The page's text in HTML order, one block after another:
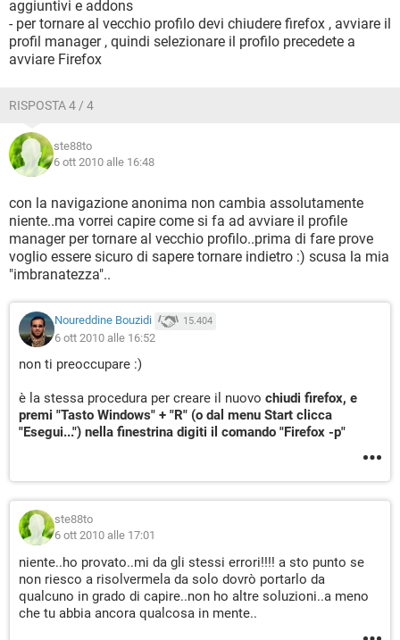
aggiuntivi e addons
- per tornare al vecchio profilo devi chiudere firefox , avviare il
profil manager , quindi selezionare il profilo precedete a
avviare Firefox
RISPOSTA 4 / 4
ste88to
6 ott 2010 alle 16:48
con la navigazione anonima non cambia assolutamente
niente..ma vorrei capire come si fa ad avviare il profile
manager per tornare al vecchio profilo..prima di fare prove
voglio essere sicuro di sapere tornare indietro :) scusa la mia
"imbranatezza"..
Noureddine Bouzidi 15.404
6 ott 2010 alle 16:52
non ti preoccupare :)
è la stessa procedura per creare il nuovo chiudi firefox, e
premi "Tasto Windows" + "R" (o dal menu Start clicca
"Esegui...") nella finestrina digiti il comando "Firefox -p"
ste88to
6 ott 2010 alle 17:01
niente..ho provato..mi da gli stessi errori!!!! a sto punto se
non riesco a risolvermela da solo dovrò portarlo da
qualcuno in grado di capire..non ho altre soluzioni..a meno
che tu abbia ancora qualcosa in mente..